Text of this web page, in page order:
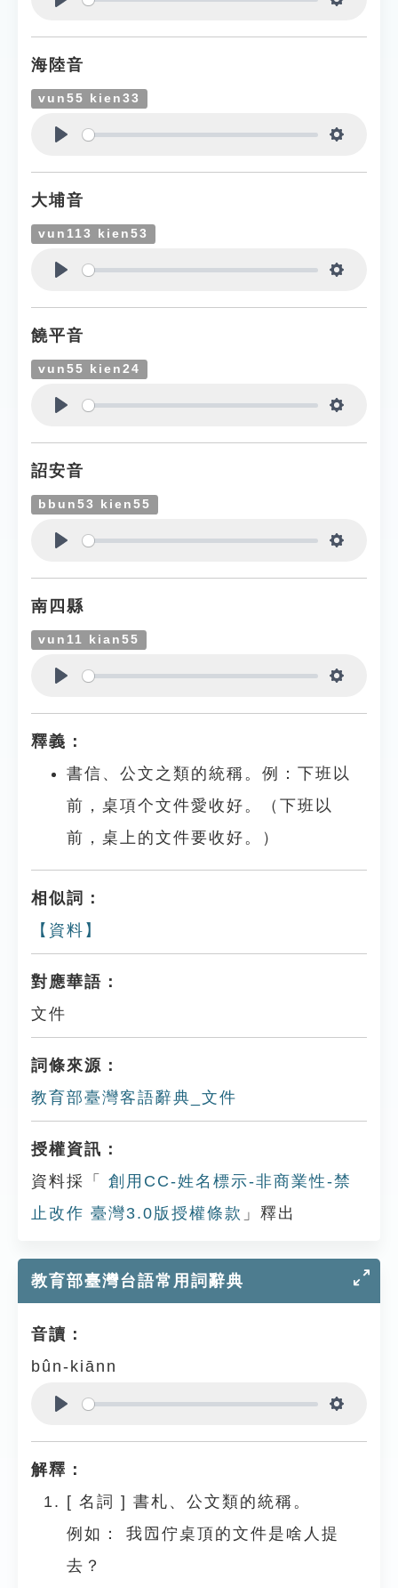
海陸音
vun55 kien33
大埔音
vun113 kien53
饒平音
vun55 kien24
詔安音
bbun53 kien55
南四縣
vun11 kian55
釋義：
書信、公文之類的統稱。例：下班以
前，桌項个文件愛收好。（下班以
前，桌上的文件要收好。）
相似詞：
【資料】
對應華語：
文件
詞條來源：
教育部臺灣客語辭典_文件
授權資訊：
資料採「
創用CC-姓名標示-非商業性-禁
止改作 臺灣3.0版授權條款 」釋出
教育部臺灣台語常用詞辭典
音讀：
bûn-kiānn
解釋：
[ 名詞 ] 書札、公文類的統稱。
例如：
我囥佇桌頂的文件是啥人提
去？